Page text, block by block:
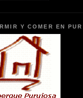
Y COMER EN